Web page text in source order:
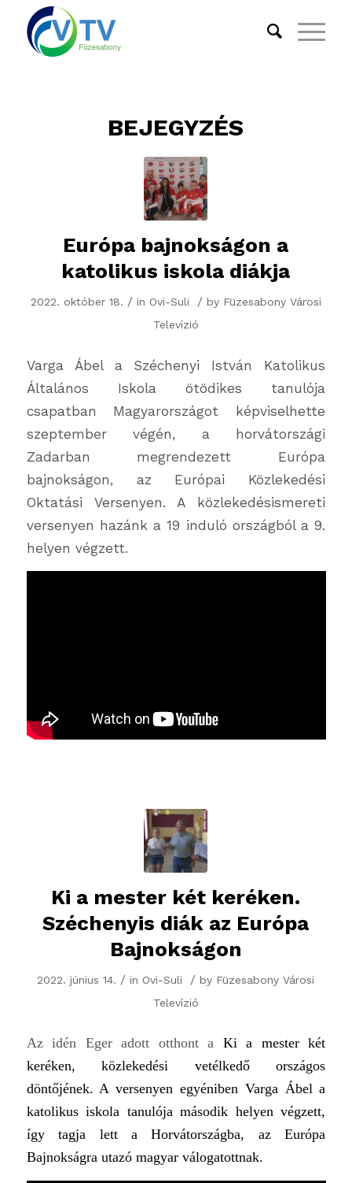
BEJEGYZÉS
Európa bajnokságon a
katolikus iskola diákja
2022. október 18. / in Ovi-Suli / by Füzesabony Városi
Televízió
Varga Ábel a Széchenyi István Katolikus
Általános Iskola ötödikes tanulója
csapatban Magyarországot képviselhette
szeptember végén, a horvátországi
Zadarban megrendezett Európa
bajnokságon, az Európai Közlekedési
Oktatási Versenyen. A közlekedésismereti
versenyen hazánk a 19 induló országból a 9.
helyen végzett.
Ki a mester két keréken.
Széchenyis diák az Európa
Bajnokságon
2022. június 14. / in Ovi-Suli / by Füzesabony Városi
Televízió
Az idén Eger adott otthont a Ki a mester két
keréken, közlekedési vetélkedő országos
döntőjének. A versenyen egyéniben Varga Ábel a
katolikus iskola tanulója második helyen végzett,
így tagja lett a Horvátországba, az Európa
Bajnokságra utazó magyar válogatottnak.